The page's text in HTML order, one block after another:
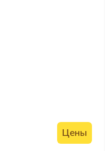
Цены